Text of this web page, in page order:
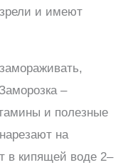
и имеют
–
и полезные
на
в кипящей воде 2–